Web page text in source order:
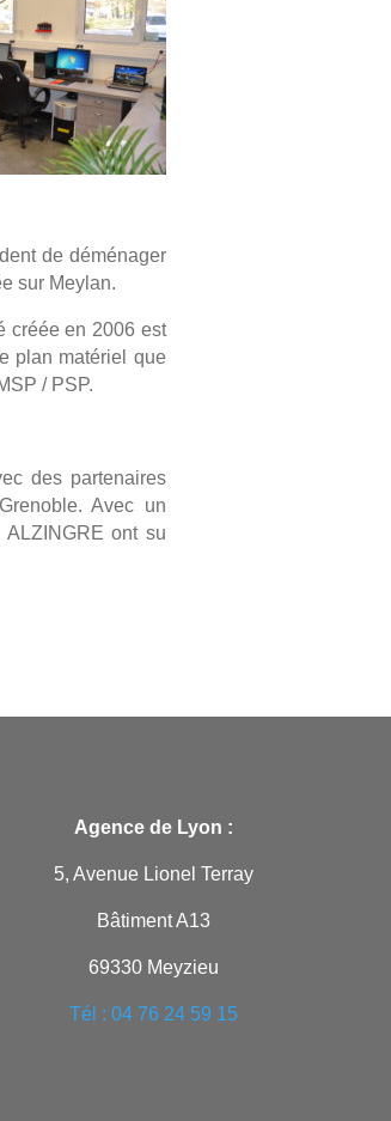
de déménager
sur Meylan.
créée en 2006 est
plan matériel que
/ PSP.
des partenaires
Avec un
ont su
Agence de Lyon :
5, Avenue Lionel Terray
Bâtiment A13
69330 Meyzieu
Tél : 04 76 24 59 15